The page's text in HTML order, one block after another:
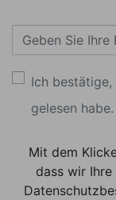
Ich
gelesen habe.
Mit dem
dass wir Ihre